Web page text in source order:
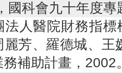
國科會九十年度
法人醫院財務指
麗芳、羅德城、王
務補助計畫，2002